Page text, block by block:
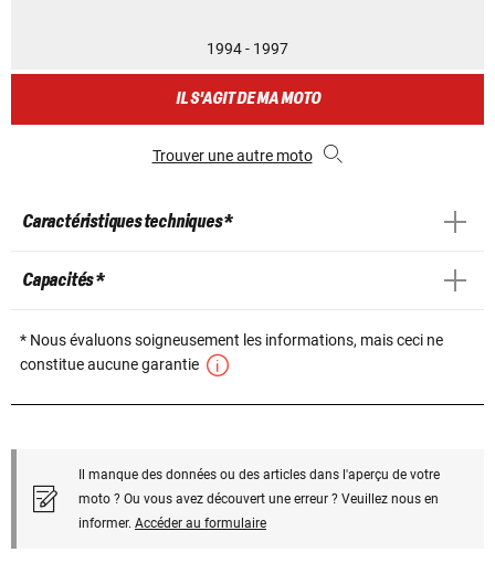
1994 - 1997
IL S'AGIT DE MA MOTO
Trouver une autre moto
Caractéristiques techniques *
Capacités *
* Nous évaluons soigneusement les informations, mais ceci ne
constitue aucune garantie
Il manque des données ou des articles dans l'aperçu de votre
moto ? Ou vous avez découvert une erreur ? Veuillez nous en
informer. Accéder au formulaire